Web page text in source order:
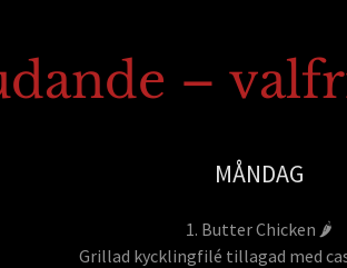
–
MÅNDAG
1. Butter Chicken 🌶️
Grillad kycklingfilé tillagad med